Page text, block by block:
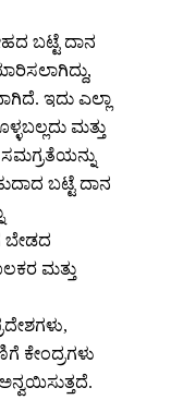
ಬಟ್ಟೆ ದಾನ
ಇದು ಎಲ್ಲಾ
ಮತ್ತು
ಸಮಗ್ರತೆಯನ್ನು
ಬಟ್ಟೆ ದಾನ
ಬೇಡದ
ಮತ್ತು
ಕೇಂದ್ರಗಳು